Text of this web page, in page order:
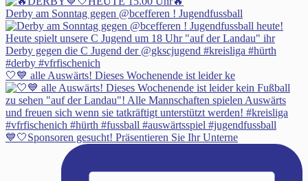
Derby am Sonntag gegen @bcefferen ! Jugendfussball
🤍💙 alle Auswärts! Dieses Wochenende ist leider ke
💙🤍Sponsoren gesucht! Präsentieren Sie Ihr Unterne